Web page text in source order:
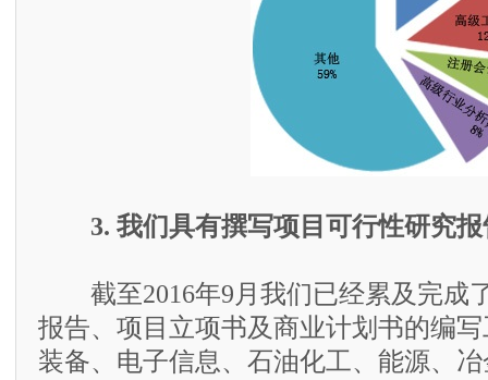
3. 我们具有撰写项目可行性研究
截至2016年9月我们已经累及完成
报告、项目立项书及商业计划书的编
装备、电子信息、石油化工、能源、